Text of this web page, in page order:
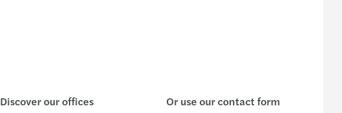
Discover our offices Or use our contact form